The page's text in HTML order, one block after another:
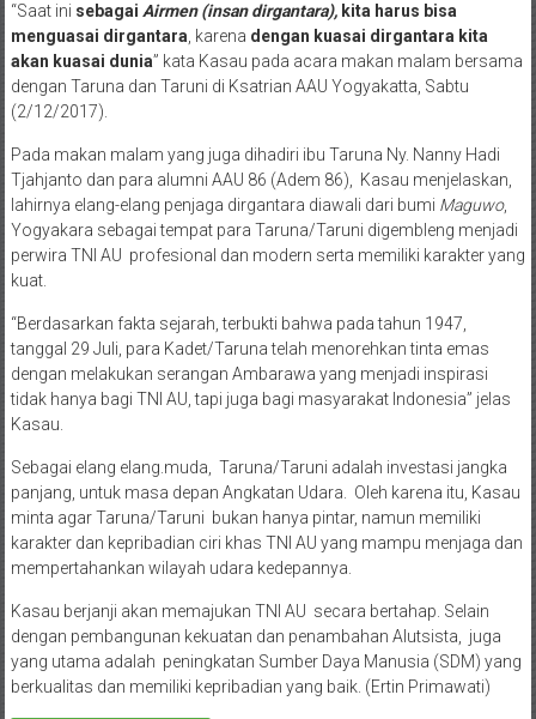
“Saat ini sebagai Airmen (insan dirgantara),kita harus bisa
menguasai dirgantara, karena dengan kuasai dirgantara kita
akan kuasai dunia” kata Kasau pada acara makan malam bersama
dengan Taruna dan Taruni di Ksatrian AAU Yogyakatta, Sabtu
(2/12/2017).
Pada makan malam yang juga dihadiri ibu Taruna Ny. Nanny Hadi
Tjahjanto dan para alumni AAU 86 (Adem 86), Kasau menjelaskan,
lahirnya elang-elang penjaga dirgantara diawali dari bumi Maguwo,
Yogyakara sebagai tempat para Taruna/Taruni digembleng menjadi
perwira TNI AU profesional dan modern serta memiliki karakter yang
kuat.
“Berdasarkan fakta sejarah, terbukti bahwa pada tahun 1947,
tanggal 29 Juli, para Kadet/Taruna telah menorehkan tinta emas
dengan melakukan serangan Ambarawa yang menjadi inspirasi
tidak hanya bagi TNI AU, tapi juga bagi masyarakat Indonesia” jelas
Kasau.
Sebagai elang elang.muda, Taruna/Taruni adalah investasi jangka
panjang, untuk masa depan Angkatan Udara. Oleh karena itu, Kasau
minta agar Taruna/Taruni bukan hanya pintar, namun memiliki
karakter dan kepribadian ciri khas TNI AU yang mampu menjaga dan
mempertahankan wilayah udara kedepannya.
Kasau berjanji akan memajukan TNI AU secara bertahap. Selain
dengan pembangunan kekuatan dan penambahan Alutsista, juga
yang utama adalah peningkatan Sumber Daya Manusia (SDM) yang
berkualitas dan memiliki kepribadian yang baik. (Ertin Primawati)